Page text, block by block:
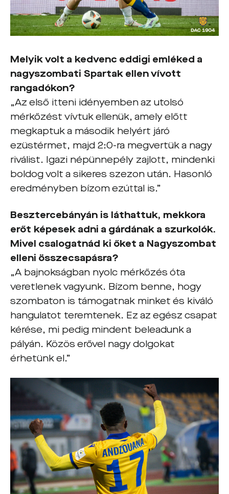
Melyik volt a kedvenc eddigi emléked a
nagyszombati Spartak ellen vívott
rangadókon?
„Az első itteni idényemben az utolsó
mérkőzést vívtuk ellenük, amely előtt
megkaptuk a második helyért járó
ezüstérmet, majd 2:0-ra megvertük a nagy
riválist. Igazi népünnepély zajlott, mindenki
boldog volt a sikeres szezon után. Hasonló
eredményben bízom ezúttal is.”
Besztercebányán is láthattuk, mekkora
erőt képesek adni a gárdának a szurkolók.
Mivel csalogatnád ki őket a Nagyszombat
elleni összecsapásra?
„A bajnokságban nyolc mérkőzés óta
veretlenek vagyunk. Bízom benne, hogy
szombaton is támogatnak minket és kiváló
hangulatot teremtenek. Ez az egész csapat
kérése, mi pedig mindent beleadunk a
pályán. Közös erővel nagy dolgokat
érhetünk el.”